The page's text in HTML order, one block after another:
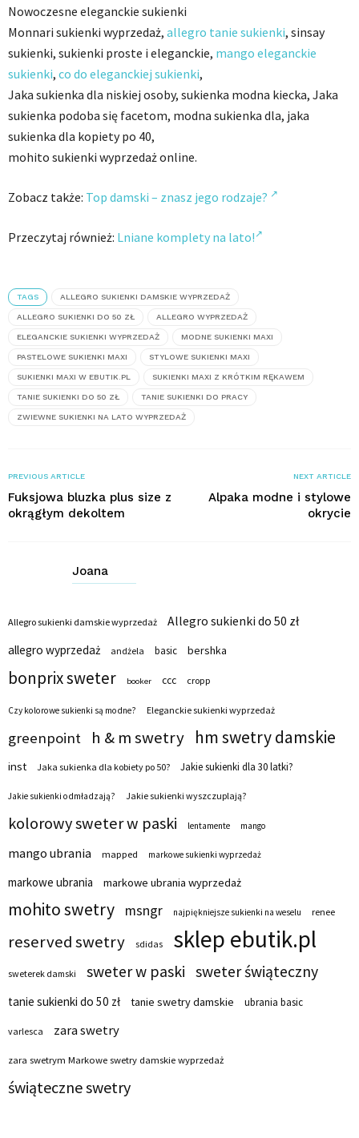
Nowoczesne eleganckie sukienki
Monnari sukienki wyprzedaż, allegro tanie sukienki, sinsay
sukienki, sukienki proste i eleganckie, mango eleganckie
sukienki, co do eleganckiej sukienki,
Jaka sukienka dla niskiej osoby, sukienka modna kiecka, Jaka
sukienka podoba się facetom, modna sukienka dla, jaka
sukienka dla kopiety po 40,
mohito sukienki wyprzedaż online.
Zobacz także: Top damski – znasz jego rodzaje?
Przeczytaj również: Lniane komplety na lato!
TAGS ALLEGRO SUKIENKI DAMSKIE WYPRZEDAŻ
ALLEGRO SUKIENKI DO 50 ZŁ ALLEGRO WYPRZEDAŻ
ELEGANCKIE SUKIENKI WYPRZEDAŻ MODNE SUKIENKI MAXI
PASTELOWE SUKIENKI MAXI STYLOWE SUKIENKI MAXI
SUKIENKI MAXI W EBUTIK.PL SUKIENKI MAXI Z KRÓTKIM RĘKAWEM
TANIE SUKIENKI DO 50 ZŁ TANIE SUKIENKI DO PRACY
ZWIEWNE SUKIENKI NA LATO WYPRZEDAŻ
PREVIOUS ARTICLE
Fuksjowa bluzka plus size z
okrągłym dekoltem
NEXT ARTICLE
Alpaka modne i stylowe
okrycie
Joana
Allegro sukienki damskie wyprzedaż
Allegro sukienki do 50 zł
allegro wyprzedaż
andżela basic bershka
bonprix sweter booker ccc cropp
Czy kolorowe sukienki są modne? Eleganckie sukienki wyprzedaż
greenpoint h & m swetry hm swetry damskie
inst Jaka sukienka dla kobiety po 50? Jakie sukienki dla 30 latki?
Jakie sukienki odmładzają? Jakie sukienki wyszczuplają?
kolorowy sweter w paski lentamente mango
mango ubrania mapped markowe sukienki wyprzedaż
markowe ubrania markowe ubrania wyprzedaż
mohito swetry msngr najpiękniejsze sukienki na weselu renee
reserved swetry sdidas sklep ebutik.pl
sweterek damski sweter w paski sweter świąteczny
tanie sukienki do 50 zł tanie swetry damskie ubrania basic
varlesca zara swetry
zara swetrym Markowe swetry damskie wyprzedaż
świąteczne swetry